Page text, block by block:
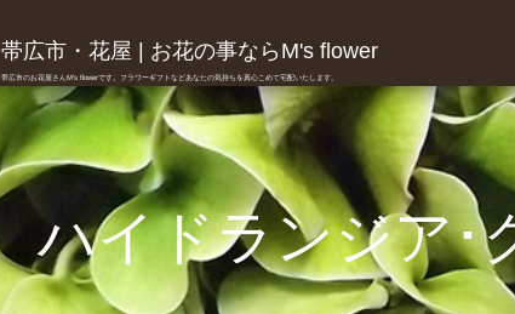
帯広市・花屋 | お花の事ならM's flower
帯広市のお花屋さんM's flowerです。フラワーギフトなどあなたの気持ちを真心こめて宅配いたします。
ハイドランジア･